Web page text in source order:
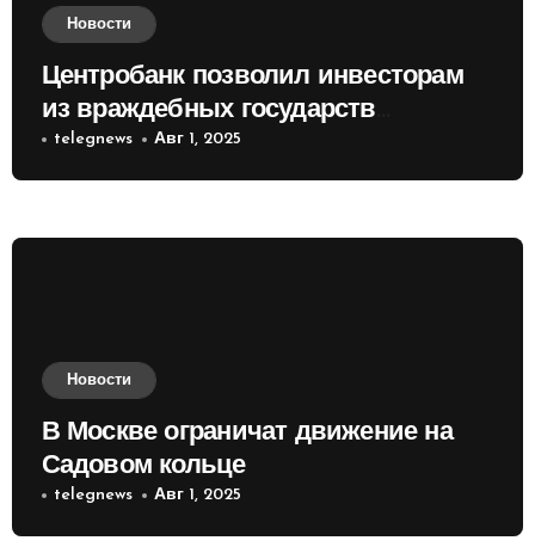
Новости
Центробанк позволил инвесторам
из враждебных государств
приобретать валюту
telegnews Авг 1, 2025
Новости
В Москве ограничат движение на
Садовом кольце
telegnews Авг 1, 2025